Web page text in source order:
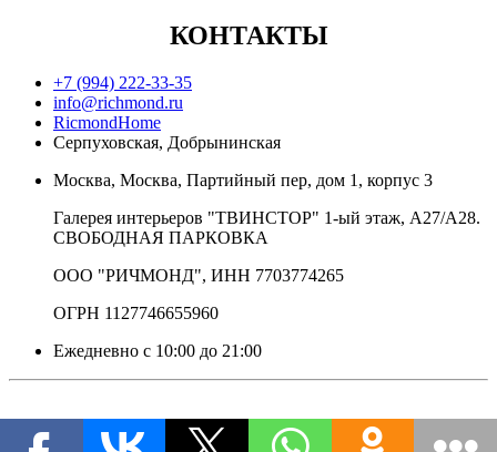
КОНТАКТЫ
+7 (994) 222-33-35
info@richmond.ru
RicmondHome
Серпуховская, Добрынинская
Москва, Москва, Партийный пер, дом 1, корпус 3
Галерея интерьеров "ТВИНСТОР" 1-ый этаж, А27/А28.
СВОБОДНАЯ ПАРКОВКА
ООО "РИЧМОНД", ИНН 7703774265
ОГРН 1127746655960
Ежедневно с 10:00 до 21:00